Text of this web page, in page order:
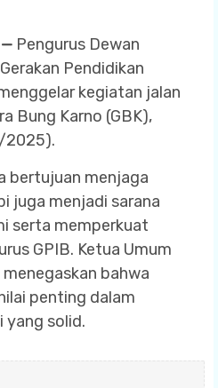
— Pengurus Dewan
Pendidikan
kegiatan jalan
Bung Karno (GBK),
2025).
bertujuan menjaga
juga menjadi sarana
serta memperkuat
GPIB. Ketua Umum
menegaskan bahwa
penting dalam
yang solid.